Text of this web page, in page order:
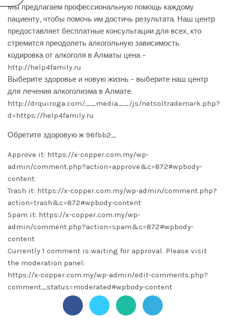
Мы предлагаем профессиональную помощь каждому
пациенту, чтобы помочь им достичь результата. Наш центр
предоставляет бесплатные консультации для всех, кто
стремится преодолеть алкогольную зависимость.
кодировка от алкоголя в Алматы цена –
http://help4family.ru
Выберите здоровье и новую жизнь – выберите наш центр
для лечения алкоголизма в Алмате.
http://drquiroga.com/__media__/js/netsoltrademark.php?
d=https://help4family.ru
Обретите здоровую ж 96fbb2_
Approve it: https://x-copper.com.my/wp-
admin/comment.php?action=approve&c=872#wpbody-
content
Trash it: https://x-copper.com.my/wp-admin/comment.php?
action=trash&c=872#wpbody-content
Spam it: https://x-copper.com.my/wp-
admin/comment.php?action=spam&c=872#wpbody-
content
Currently 1 comment is waiting for approval. Please visit
the moderation panel:
https://x-copper.com.my/wp-admin/edit-comments.php?
comment_status=moderated#wpbody-content